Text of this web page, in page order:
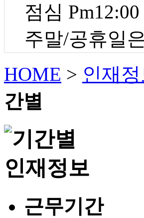
점심
주말/공휴일
HOME > 인재
간별
근무기간